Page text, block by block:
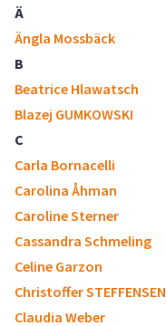
Ä
Ängla Mossbäck
B
Beatrice Hlawatsch
Blazej GUMKOWSKI
C
Carla Bornacelli
Carolina Åhman
Caroline Sterner
Cassandra Schmeling
Celine Garzon
Christoffer STEFFENSEN
Claudia Weber